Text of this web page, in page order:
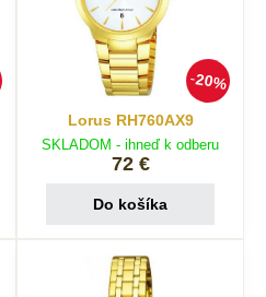
20%
Lorus RH760AX9
SKLADOM - ihneď k odberu
72 €
Do košíka